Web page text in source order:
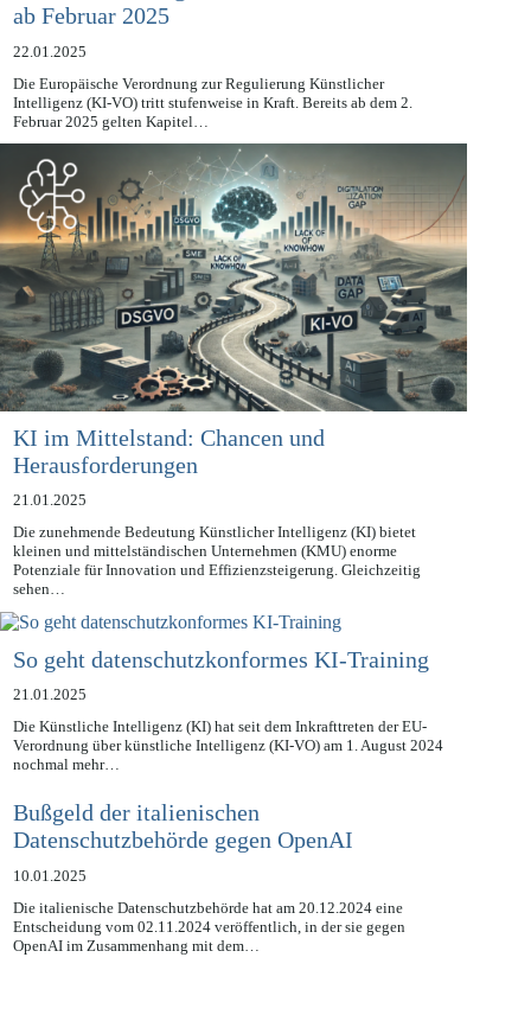
KI-VO: Handlungsbedarf für Unternehmen
ab Februar 2025
22.01.2025
Die Europäische Verordnung zur Regulierung Künstlicher
Intelligenz (KI-VO) tritt stufenweise in Kraft. Bereits ab dem 2.
Februar 2025 gelten Kapitel…
KI im Mittelstand: Chancen und
Herausforderungen
21.01.2025
Die zunehmende Bedeutung Künstlicher Intelligenz (KI) bietet
kleinen und mittelständischen Unternehmen (KMU) enorme
Potenziale für Innovation und Effizienzsteigerung. Gleichzeitig
sehen…
So geht datenschutzkonformes KI-Training
21.01.2025
Die Künstliche Intelligenz (KI) hat seit dem Inkrafttreten der EU-
Verordnung über künstliche Intelligenz (KI-VO) am 1. August 2024
Bußgeld der italienischen
Datenschutzbehörde gegen OpenAI
10.01.2025
Die italienische Datenschutzbehörde hat am 20.12.2024 eine
Entscheidung vom 02.11.2024 veröffentlich, in der sie gegen